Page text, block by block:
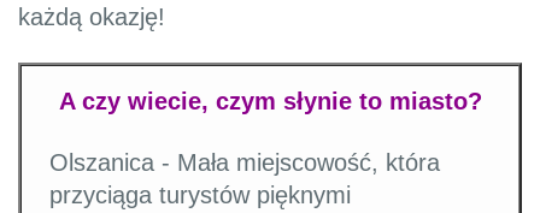
każdą okazję!
A czy wiecie, czym słynie to miasto?
Olszanica - Mała miejscowość, która
przyciąga turystów pięknymi